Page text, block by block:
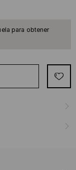
para obtener